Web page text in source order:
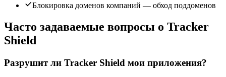
Блокировка доменов компаний — обход поддоменов
Часто задаваемые вопросы о Tracker
Shield
Разрушит ли Tracker Shield мои приложения?